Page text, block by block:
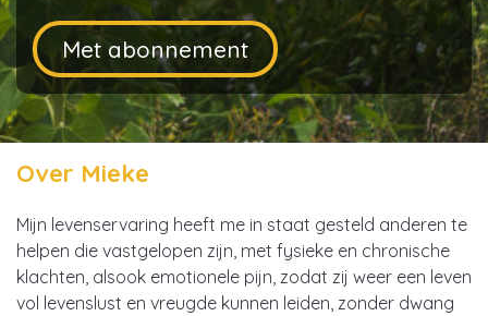
Met abonnement
Over Mieke
Mijn levenservaring heeft me in staat gesteld anderen te
helpen die vastgelopen zijn, met fysieke en chronische
klachten, alsook emotionele pijn, zodat zij weer een leven
vol levenslust en vreugde kunnen leiden, zonder dwang